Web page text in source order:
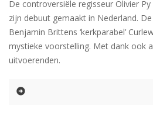
De controversiële regisseur Olivier
zijn debuut gemaakt in Nederland.
Benjamin Brittens ‘kerkparabel’
mystieke voorstelling. Met dank ook
uitvoerenden.